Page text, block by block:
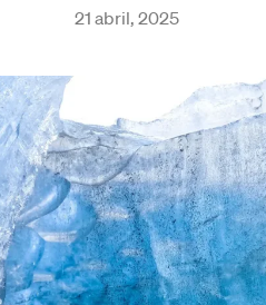
21 abril, 2025